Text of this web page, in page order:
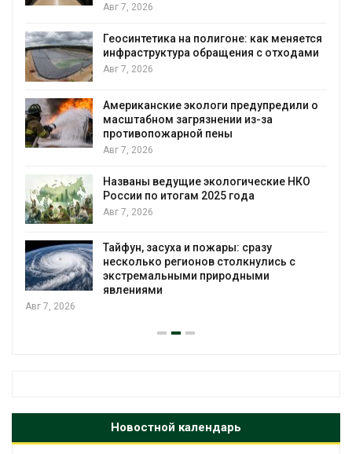
Авг 7, 2026
Геосинтетика на полигоне: как меняется
инфраструктура обращения с отходами
Авг 7, 2026
Американские экологи предупредили о
масштабном загрязнении из-за
противопожарной пены
Авг 7, 2026
Названы ведущие экологические НКО
России по итогам 2025 года
Авг 7, 2026
Тайфун, засуха и пожары: сразу
несколько регионов столкнулись с
экстремальными природными
явлениями
Авг 7, 2026
Новостной календарь